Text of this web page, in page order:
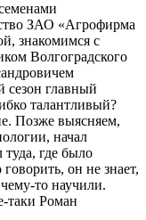
ЗАО «Агрофирма
знакомимся с
Волгоградского
главный
талантливый?
Позже выясняем,
начал
где было
он не знает,
то научили.
таки Роман